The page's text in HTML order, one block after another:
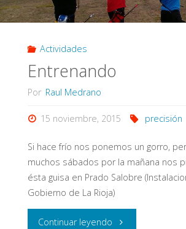
Actividades
Entrenando
Por Raul Medrano
15 noviembre, 2015 precisión
Si hace frío nos ponemos un gorro,
muchos sábados por la mañana nos
ésta guisa en Prado Salobre
Gobierno de La Rioja)
Continuar leyendo "Entrenando"